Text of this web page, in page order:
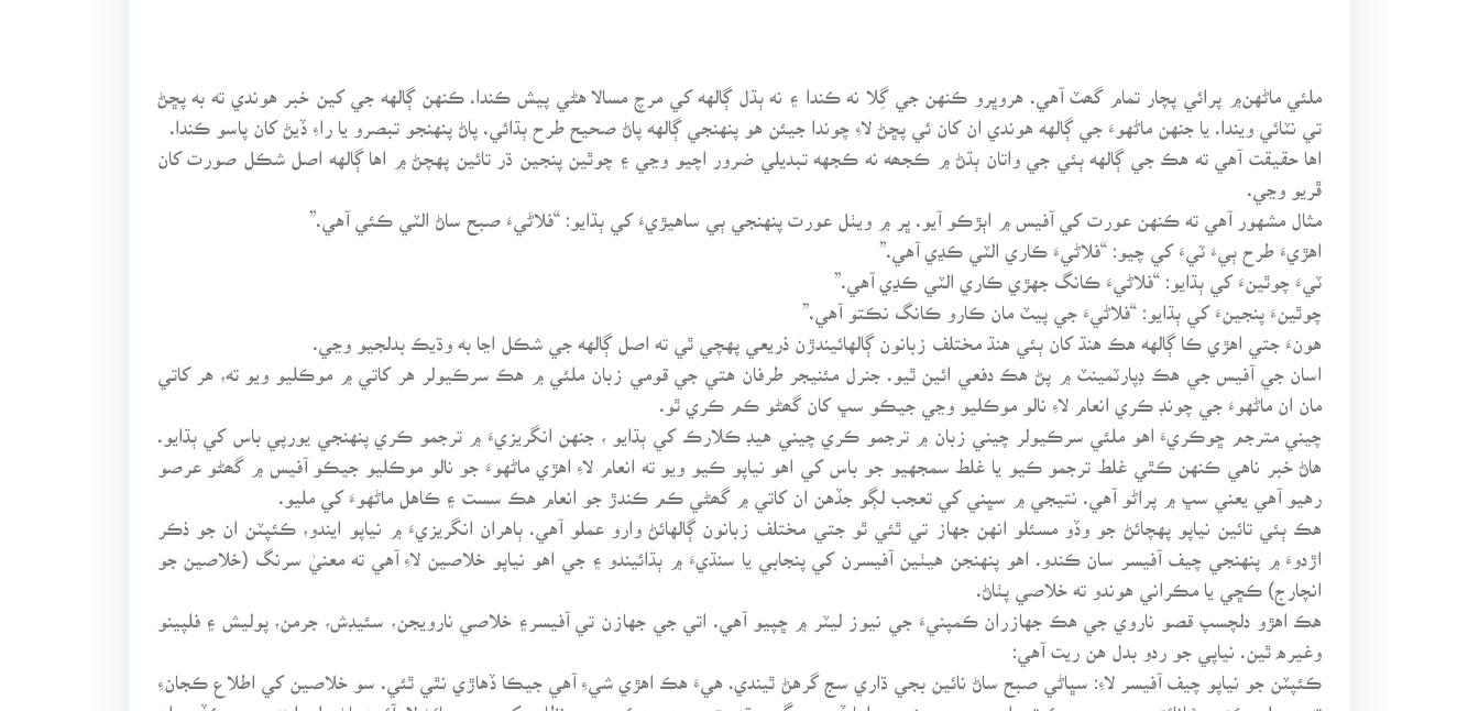
ملئي ماڻهن۾ پرائي پچار تمام گھٽ آهي. هروڀرو ڪنهن جي گِلا نه ڪندا ۽ نه ٻڌل ڳالهه کي مرچ مسالا هڻي پيش ڪندا. ڪنهن ڳالهه جي کين خبر هوندي ته به پڇڻ
تي نٽائي ويندا. يا جنهن ماڻهوءَ جي ڳالهه هوندي ان کان ئي پڇڻ لاءِ چوندا جيئن هو پنهنجي ڳالهه پاڻ صحيح طرح ٻڌائي. پاڻ پنهنجو تبصرو يا راءِ ڏيڻ کان پاسو ڪندا.
اها حقيقت آهي ته هڪ جي ڳالهه ٻئي جي واتان ٻڌڻ ۾ ڪجھه نه ڪجهه تبديلي ضرور اچيو وڃي ۽ چوٿين پنجين ڌر تائين پهچڻ ۾ اها ڳالهه اصل شڪل صورت کان
ڦريو وڃي.
مثال مشهور آهي ته ڪنهن عورت کي آفيس ۾ اٻڙڪو آيو. ڀر ۾ ويٺل عورت پنهنجي ٻي ساهيڙيءَ کي ٻڌايو: “فلاڻيءَ صبح ساڻ الٽي ڪئي آهي.”
اهڙيءَ طرح ٻيءَ ٽيءَ کي چيو: “فلاڻيءَ ڪاري الٽي ڪڍي آهي.”
ٽيءَ چوٿينءَ کي ٻڌايو: “فلاڻيءَ ڪانگ جهڙي ڪاري الٽي ڪڍي آهي.”
چوٿينءَ پنجينءَ کي ٻڌايو: “فلاڻيءَ جي پيٽ مان ڪارو ڪانگ نڪتو آهي.”
هونءَ جتي اهڙي ڪا ڳالهه هڪ هنڌ کان ٻئي هنڌ مختلف زبانون ڳالهائيندڙن ذريعي پهچي ٿي ته اصل ڳالهه جي شڪل اڃا به وڌيڪ بدلجيو وڃي.
اسان جي آفيس جي هڪ ڊپارٽمينٽ ۾ پڻ هڪ دفعي ائين ٿيو. جنرل مئنيجر طرفان هتي جي قومي زبان ملئي ۾ هڪ سرڪيولر هر کاتي ۾ موڪليو ويو ته، هر کاتي
مان ان ماڻهوءَ جي چونڊ ڪري انعام لاءِ نالو موڪليو وڃي جيڪو سڀ کان گھڻو ڪم ڪري ٿو.
چيني مترجم ڇوڪريءَ اهو ملئي سرڪيولر چيني زبان ۾ ترجمو ڪري چيني هيڊ ڪلارڪ کي ٻڌايو ، جنهن انگريزيءَ ۾ ترجمو ڪري پنهنجي يورپي باس کي ٻڌايو.
هاڻ خبر ناهي ڪنهن ڪٿي غلط ترجمو ڪيو يا غلط سمجهيو جو باس کي اهو نياپو ڪيو ويو ته انعام لاءِ اهڙي ماڻهوءَ جو نالو موڪليو جيڪو آفيس ۾ گھڻو عرصو
رهيو آهي يعني سڀ ۾ پراڻو آهي. نتيجي ۾ سڀني کي تعجب لڳو جڏهن ان کاتي ۾ گھڻي ڪم ڪندڙ جو انعام هڪ سست ۽ ڪاهل ماڻهوءَ کي مليو.
هڪ ٻئي تائين نياپو پهچائڻ جو وڏو مسئلو انهن جهاز تي ٿئي ٿو جتي مختلف زبانون ڳالهائڻ وارو عملو آهي. ٻاهران انگريزيءَ ۾ نياپو ايندو، ڪئپٽن ان جو ذڪر
اڙدوءَ ۾ پنهنجي چيف آفيسر سان ڪندو. اهو پنهنجن هيٺين آفيسرن کي پنجابي يا سنڌيءَ ۾ ٻڌائيندو ۽ جي اهو نياپو خلاصين لاءِ آهي ته معنيٰ سرنگ (خلاصين جو
انچارج) ڪڇي يا مڪراني هوندو ته خلاصي پٺاڻ.
هڪ اهڙو دلچسپ قصو ناروي جي هڪ جهازران ڪمپنيءَ جي نيوز ليٽر ۾ ڇپيو آهي. اتي جي جهازن تي آفيسر۽ خلاصي نارويجن، سئيڊش، جرمن، پوليش ۽ فلپينو
وغيره ٿين. نياپي جو ردو بدل هن ريت آهي:
ڪئپٽن جو نياپو چيف آفيسر لاءِ: سڀاڻي صبح ساڻ نائين بجي ڌاري سج گرهڻ ٿيندي. هيءَ هڪ اهڙي شيءِ آهي جيڪا ڏهاڙي نٿي ٿئي. سو خلاصين کي اطلاع ڪجانءِ
ته هو ڀلي ڪنهن شانائتي ڊريس ۾ ڊيڪ تي اچي بيهن جيئن هو اها ڏسي سگھن. قدرت جو هي هڪ عجيب نظارو کين سمجھائڻ لاءِ آئون پاڻ هلي ايندس. جيڪڏهن ان